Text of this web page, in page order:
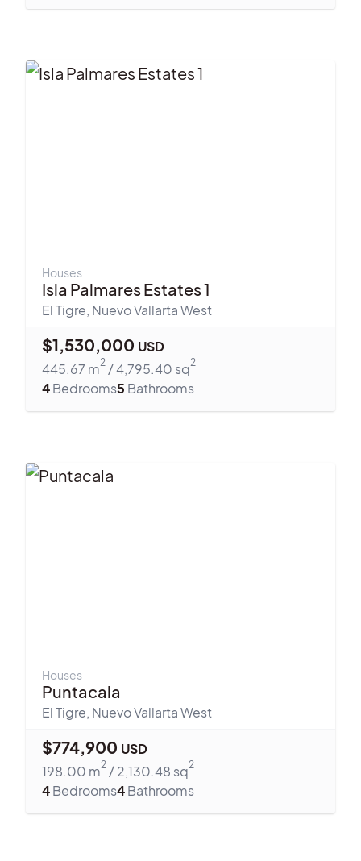
Houses
Isla Palmares Estates 1
El Tigre Nuevo Vallarta West
$1,530,000 USD
445.67
2 / 4,795.40 2
4 Bedrooms 5 Bathrooms
Houses
Puntacala
El Tigre Nuevo Vallarta West
$774,900 USD
198.00
2 /2,130.48 2
4 Bedrooms 4 Bathrooms